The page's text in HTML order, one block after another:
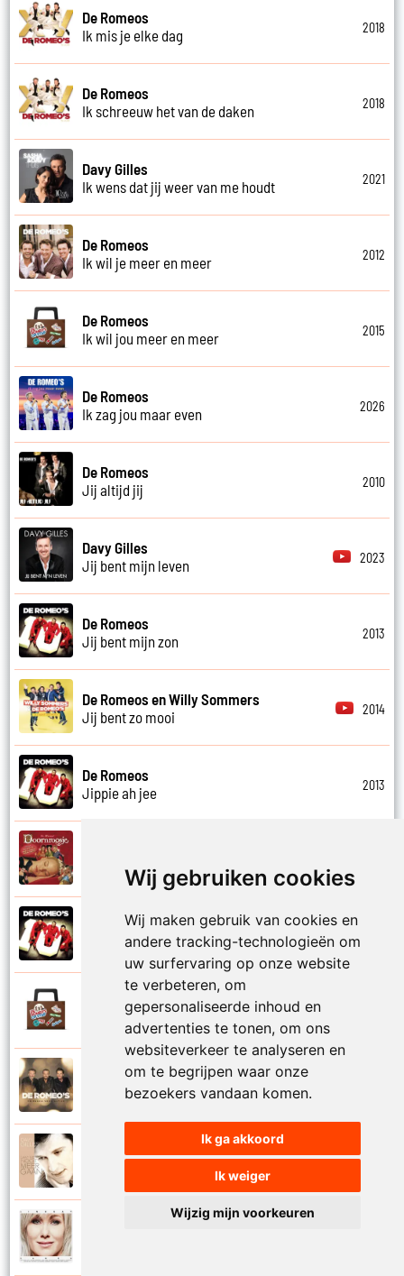
Wij gebruiken cookies
Wij maken gebruik van cookies en
andere tracking-technologieën om
uw surfervaring op onze website
te verbeteren, om
gepersonaliseerde inhoud en
advertenties te tonen, om ons
websiteverkeer te analyseren en
om te begrijpen waar onze
bezoekers vandaan komen.
Ik ga akkoord
Ik weiger
Wijzig mijn voorkeuren
De Romeos
Ik mis je elke dag
2018
De Romeos
Ik schreeuw het van de daken
2018
Davy Gilles
Ik wens dat jij weer van me houdt
2021
De Romeos
Ik wil je meer en meer
2012
De Romeos
Ik wil jou meer en meer
2015
De Romeos
Ik zag jou maar even
2026
De Romeos
Jij altijd jij
2010
Davy Gilles
Jij bent mijn leven
2023
De Romeos
Jij bent mijn zon
2013
De Romeos en Willy Sommers
Jij bent zo mooi
2014
De Romeos
Jippie ah jee
2013
Jonathan en de draak
De Romeos
Jublileumlied
De Romeos
Kaarsje in mijn hart
De Romeos
Katinka
Davy Gilles
Laat me nooit meer gaan